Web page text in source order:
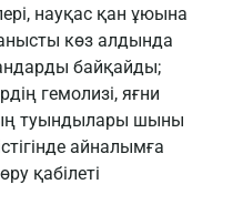
науқас қан ұюына
көз алдында
байқайды;
гемолизі, яғни
туындылары шыны
айналымға
қабілеті